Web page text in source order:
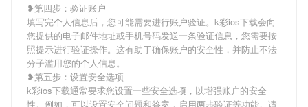
❥第四步：验证账户
填写完个人信息后，您可能需要进行账户验证。k彩ios下载会向
您提供的电子邮件地址或手机号码发送一条验证信息，您需要按
照提示进行验证操作。这有助于确保账户的安全性，并防止不法
分子滥用您的个人信息。
❥第五步：设置安全选项
k彩ios下载通常要求您设置一些安全选项，以增强账户的安全
性。例如，可以设置安全问题和答案，启用两步验证等功能。请